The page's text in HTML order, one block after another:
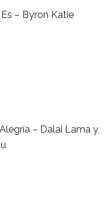
– Byron Katie
– Dalai Lama y